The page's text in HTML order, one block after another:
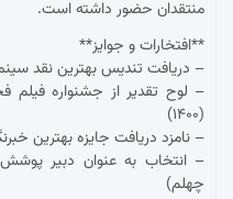
منتقدان حضور داشته است.
**افتخارات و جوایز**
– دریافت تندیس بهترین نقد
– لوح تقدیر از جشنواره فیلم
(۱۴۰۰)
– نامزد دریافت جایزه بهترین
– انتخاب به عنوان دبیر
چهلم)